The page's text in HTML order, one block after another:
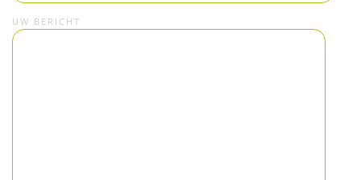
UW BERICHT